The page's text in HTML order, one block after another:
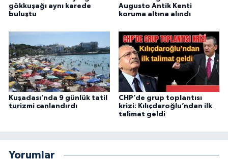
gökkuşağı aynı karede
buluştu
Augusto Antik Kenti
koruma altına alındı
Kuşadası’nda 9 günlük tatil
turizmi canlandırdı
CHP’de grup toplantısı
krizi: Kılıçdaroğlu’ndan ilk
talimat geldi
Yorumlar